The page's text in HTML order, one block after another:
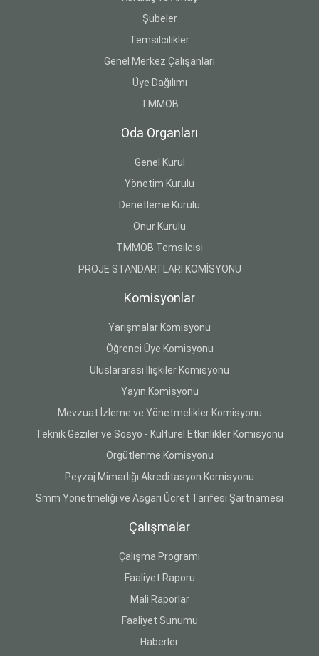
Şubeler
Temsilcilikler
Genel Merkez Çalışanları
Üye Dağılımı
TMMOB
Oda Organları
Genel Kurul
Yönetim Kurulu
Denetleme Kurulu
Onur Kurulu
TMMOB Temsilcisi
PROJE STANDARTLARI KOMİSYONU
Komisyonlar
Yarışmalar Komisyonu
Öğrenci Üye Komisyonu
Uluslararası İlişkiler Komisyonu
Yayın Komisyonu
Mevzuat İzleme ve Yönetmelikler Komisyonu
Teknik Geziler ve Sosyo - Kültürel Etkinlikler Komisyonu
Örgütlenme Komisyonu
Peyzaj Mimarlığı Akreditasyon Komisyonu
Smm Yönetmeliği ve Asgari Ücret Tarifesi Şartnamesi
Çalışmalar
Çalışma Programı
Faaliyet Raporu
Mali Raporlar
Faaliyet Sunumu
Haberler